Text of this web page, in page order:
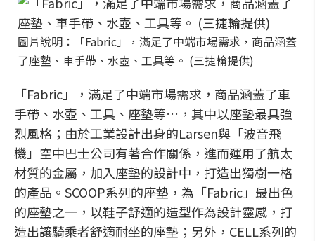
圖片說明：「Fabric」，滿足了中端市場需求，商品涵蓋
了座墊、車手帶、水壺、工具等。 (三捷輪提供)
「Fabric」，滿足了中端市場需求，商品涵蓋了車
手帶、水壺、工具、座墊等…，其中以座墊最具強
烈風格；由於工業設計出身的Larsen與「波音飛
機」空中巴士公司有著合作關係，進而運用了航太
材質的金屬，加入座墊的設計中，打造出獨樹一格
的產品。SCOOP系列的座墊，為「Fabric」最出色
的座墊之一，以鞋子舒適的造型作為設計靈感，打
造出讓騎乘者舒適耐坐的座墊；另外，CELL系列的